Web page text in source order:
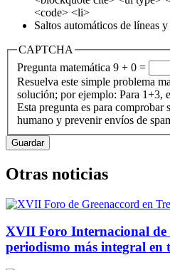
<code> <li>
Saltos automáticos de líneas
CAPTCHA
Pregunta matemática 9 + 0 =
Resuelva este simple problema
solución; por ejemplo: Para 1+3,
Esta pregunta es para comprobar
humano y prevenir envíos de
Otras noticias
XVII Foro Internacional de
periodismo más integral en